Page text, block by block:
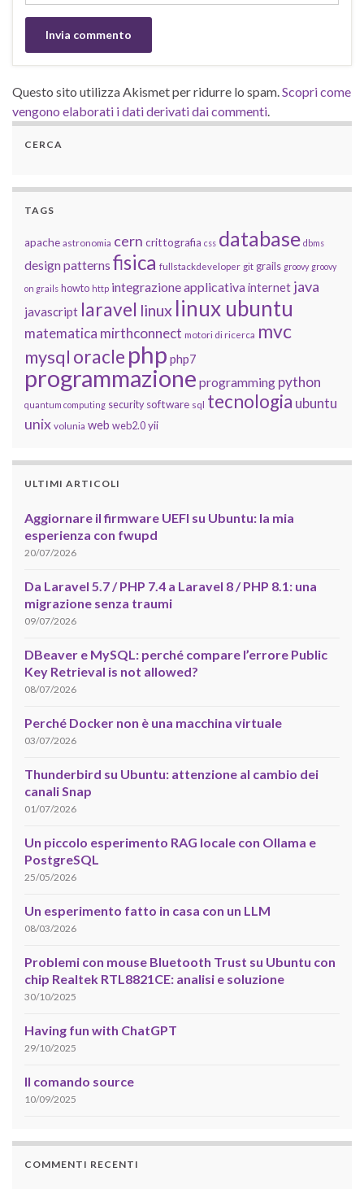
Questo sito utilizza Akismet per ridurre lo spam.Scopri come
vengono elaborati i dati derivati dai commenti.
CERCA
TAGS
apache astronomia cern crittografia css database dbms
design patterns fisica fullstackdeveloper git grails groovy groovy
on grails howto http integrazione applicativainternet java
javascript laravel linux linux ubuntu
matematica mirthconnect motori di ricerca mvc
mysql oracle php php7
programmazione programming python
quantum computing security software sql tecnologia ubuntu
unix volunia web web2.0 yii
ULTIMI ARTICOLI
Aggiornare il firmware UEFI su Ubuntu: la mia
esperienza con fwupd
20/07/2026
Da Laravel 5.7 / PHP 7.4 a Laravel 8 / PHP 8.1: una
migrazione senza traumi
09/07/2026
DBeaver e MySQL: perché compare l’errore Public
Key Retrieval is not allowed?
08/07/2026
Perché Docker non è una macchina virtuale
03/07/2026
Thunderbird su Ubuntu: attenzione al cambio dei
canali Snap
01/07/2026
Un piccolo esperimento RAG locale con Ollama e
PostgreSQL
25/05/2026
Un esperimento fatto in casa con un LLM
08/03/2026
Problemi con mouse Bluetooth Trust su Ubuntu con
chip Realtek RTL8821CE: analisi e soluzione
30/10/2025
Having fun with ChatGPT
29/10/2025
Il comando source
10/09/2025
COMMENTI RECENTI